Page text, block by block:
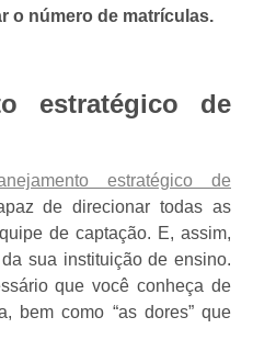
o número de matrículas.
estratégico de
estratégico de
de direcionar todas as
de captação. E, assim,
sua instituição de ensino.
que você conheça de
bem como “as dores” que